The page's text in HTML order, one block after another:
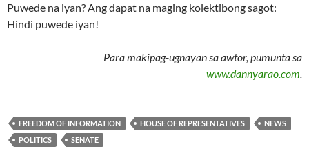
Puwede na iyan? Ang dapat na maging kolektibong sagot:
Hindi puwede iyan!
Para makipag-ugnayan sa awtor, pumunta sa
www.dannyarao.com.
FREEDOM OF INFORMATION HOUSE OF REPRESENTATIVES
NEWS
POLITICS
SENATE